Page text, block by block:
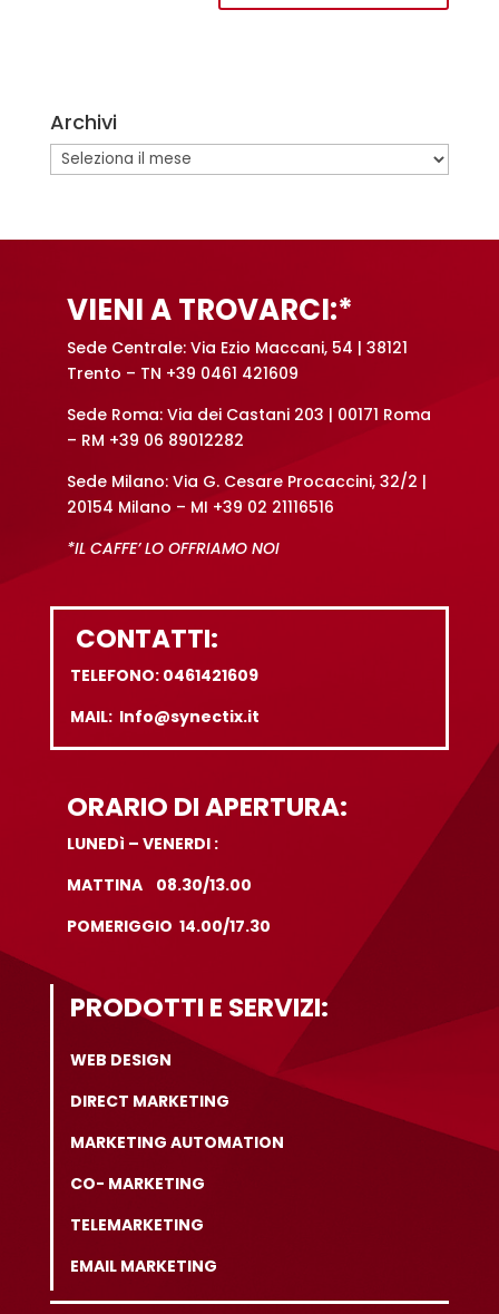
r
n
a
Archivi
Archivi
VIENI A TROVARCI:*
Sede Centrale: Via Ezio Maccani, 54 | 38121
Trento – TN +39 0461 421609
Sede Roma: Via dei Castani 203 | 00171 Roma
– RM +39 06 89012282
Sede Milano: Via G. Cesare Procaccini, 32/2 |
20154 Milano – MI +39 02 21116516
*IL CAFFE’ LO OFFRIAMO NOI
CONTATTI:
TELEFONO: 0461421609
MAIL: Info@synectix.it
ORARIO DI APERTURA:
LUNEDì – VENERDI :
MATTINA 08.30/13.00
POMERIGGIO 14.00/17.30
PRODOTTI E SERVIZI:
WEB DESIGN
DIRECT MARKETING
MARKETING AUTOMATION
CO- MARKETING
TELEMARKETING
EMAIL MARKETING